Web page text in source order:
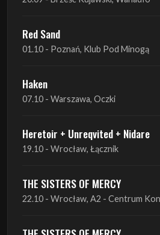
Haken
Heretoir + Unreqvited + Nidare
THE SISTERS OF MERCY
22.10 - Wrocław, A2 - Centrum
THE SISTERS OF MERCY
Lone Assembly